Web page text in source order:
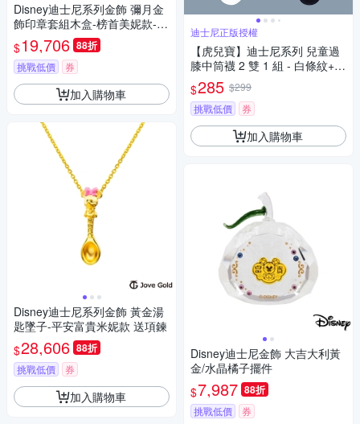
Disney迪士尼系列金飾 彌月金
飾印章套組木盒-榜首美妮款-美
妮造型印章 0.55錢
$19,706 88折
挑戰低價 券
加入購物車
Disney迪士尼系列金飾 黃金湯
匙墜子-平安富貴米妮款 送項鍊
$28,606 88折
挑戰低價 券
加入購物車
迪士尼正版授權
【虎兒寶】迪士尼系列 兒童過
膝中筒襪 2 雙 1 組 - 白條紋+黑
條紋 童襪 ( DSP3470)
$285 $299
挑戰低價
券
加入購物車
Disney迪士尼金飾 大吉大利黃
金/水晶橘子擺件
$7,987 88折
挑戰低價 券